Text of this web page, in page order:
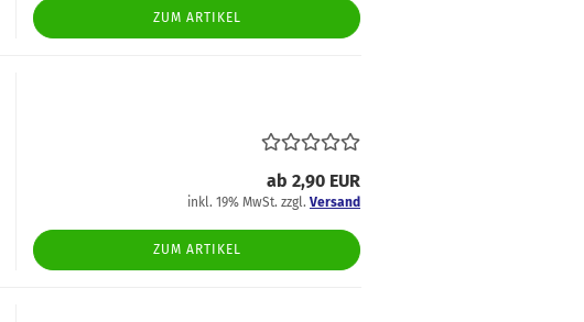
ZUM ARTIKEL
ab 2,90 EUR
inkl. 19% MwSt. zzgl. Versand
ZUM ARTIKEL